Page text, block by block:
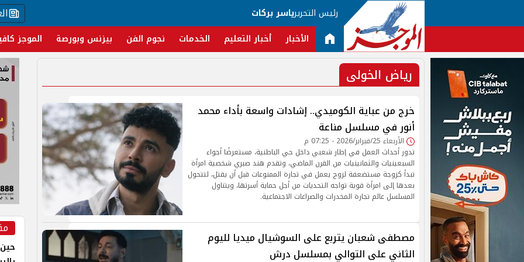
رئيس التحريرياسر بركات
الأخبار أخبار التعليم الخدمات نجوم الفن بيزنس وبورصة الموجز
رياض الخولى
خرج من عباية الكوميدي.. إشادات واسعة بأداء محمد
أنور في مسلسل مناعة
الأربعاء 25/فبراير/2026 - 07:25 م
تدور أحداث العمل في إطار شعبي داخل حي الباطنية، مستعرضًا أجواء
السبعينيات والثمانينيات من القرن الماضي، وتقدم هند صبري شخصية امرأة
تبدأ كزوجة مستضعفة لزوج يعمل في تجارة الممنوعات قبل أن يقتل، لتتحول
بعدها إلى امرأة قوية تواجه التحديات من أجل حماية أسرتها، ويتناول
المسلسل عالم تجارة المخدرات والصراعات الاجتماعية.
مصطفى شعبان يتربع على السوشيال ميديا لليوم
الثاني على التوالي بمسلسل درش